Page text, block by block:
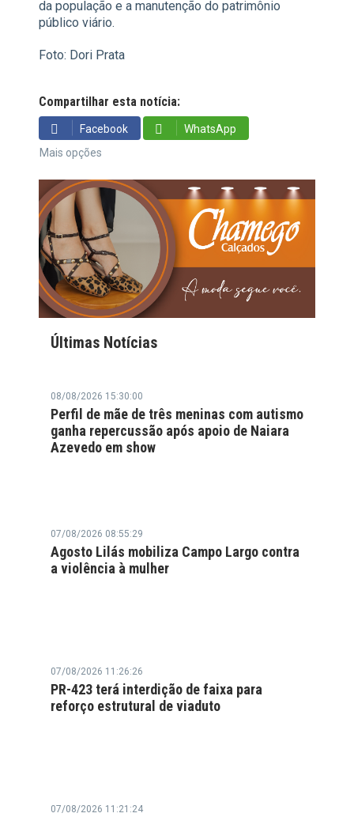
da população e a manutenção do patrimônio
público viário.
Foto: Dori Prata
Compartilhar esta notícia:
Facebook
WhatsApp
Mais opções
Últimas Notícias
08/08/2026 15:30:00
Perfil de mãe de três meninas com autismo
ganha repercussão após apoio de Naiara
Azevedo em show
07/08/2026 08:55:29
Agosto Lilás mobiliza Campo Largo contra
a violência à mulher
07/08/2026 11:26:26
PR-423 terá interdição de faixa para
reforço estrutural de viaduto
07/08/2026 11:21:24